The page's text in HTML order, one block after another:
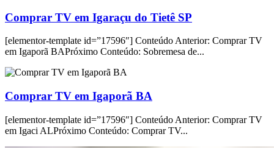
Comprar TV em Igaraçu do Tietê SP
[elementor-template id=”17596″] Conteúdo Anterior: Comprar TV
em Igaporã BAPróximo Conteúdo: Sobremesa de...
Comprar TV em Igaporã BA
[elementor-template id=”17596″] Conteúdo Anterior: Comprar TV
em Igaci ALPróximo Conteúdo: Comprar TV...